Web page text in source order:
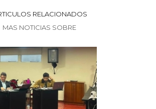
RELACIONADOS
MAS NOTICIAS SOBRE